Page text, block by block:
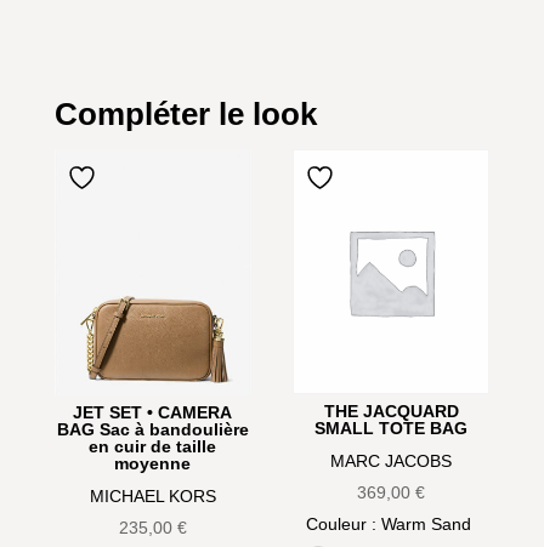
Compléter le look
JET SET • CAMERA
BAG Sac à bandoulière
en cuir de taille
moyenne
MICHAEL KORS
235,00 €
THE JACQUARD
SMALL TOTE BAG
MARC JACOBS
369,00€
Couleur: Warm Sand